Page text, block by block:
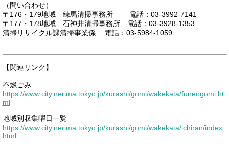
（問い合わせ）
〒176・179地域 練馬清掃事務所 電話：03-3992-7141
〒177・178地域 石神井清掃事務所 電話：03-3928-1353
清掃リサイクル課清掃事業係 電話：03-5984-1059
【関連リンク】
不燃ごみ
https://www.city.nerima.tokyo.jp/kurashi/gomi/wakekata/funengomi.ht
ml
地域別収集曜日一覧
https://www.city.nerima.tokyo.jp/kurashi/gomi/wakekata/ichiran/index.
html